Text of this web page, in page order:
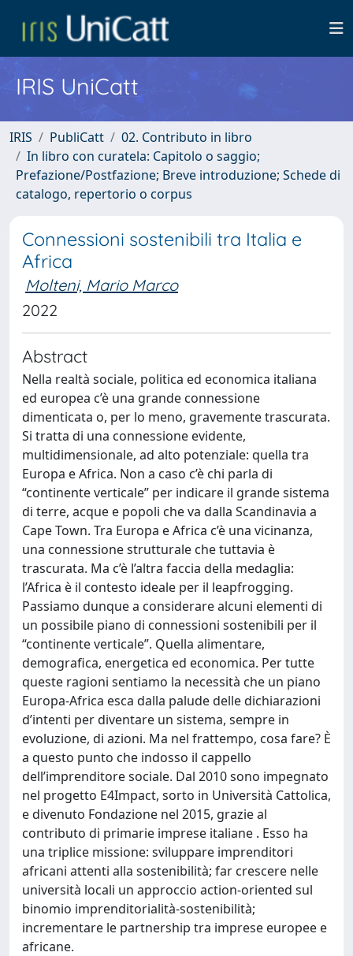
IRIS UniCatt
IRIS PubliCatt
02. Contributo in libro
In libro con curatela: Capitolo o saggio;
Prefazione/Postfazione; Breve introduzione; Schede di
catalogo, repertorio o corpus
Connessioni sostenibili tra Italia e
Africa
Molteni, Mario Marco
2022
Abstract
Nella realtà sociale, politica ed economica italiana
ed europea c’è una grande connessione
dimenticata o, per lo meno, gravemente trascurata.
Si tratta di una connessione evidente,
multidimensionale, ad alto potenziale: quella tra
Europa e Africa. Non a caso c’è chi parla di
“continente verticale” per indicare il grande sistema
di terre, acque e popoli che va dalla Scandinavia a
Cape Town. Tra Europa e Africa c’è una vicinanza,
una connessione strutturale che tuttavia è
trascurata. Ma c’è l’altra faccia della medaglia:
l’Africa è il contesto ideale per il leapfrogging.
Passiamo dunque a considerare alcuni elementi di
un possibile piano di connessioni sostenibili per il
“continente verticale”. Quella alimentare,
demografica, energetica ed economica. Per tutte
queste ragioni sentiamo la necessità che un piano
Europa-Africa esca dalla palude delle dichiarazioni
d’intenti per diventare un sistema, sempre in
evoluzione, di azioni. Ma nel frattempo, cosa fare? È
a questo punto che indosso il cappello
dell’imprenditore sociale. Dal 2010 sono impegnato
nel progetto E4Impact, sorto in Università Cattolica,
e divenuto Fondazione nel 2015, grazie al
contributo di primarie imprese italiane . Esso ha
una triplice missione: sviluppare imprenditori
africani attenti alla sostenibilità; far crescere nelle
università locali un approccio action-oriented sul
binomio imprenditorialità-sostenibilità;
incrementare le partnership tra imprese europee e
africane.